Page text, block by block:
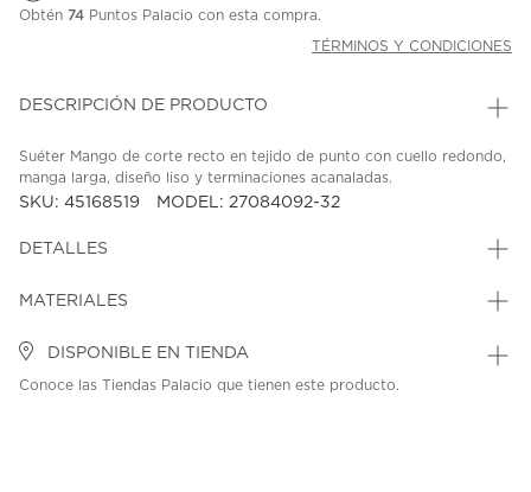
Obtén 74 Puntos Palacio con esta compra.
TÉRMINOS Y CONDICIONES
DESCRIPCIÓN DE PRODUCTO
Suéter Mango de corte recto en tejido de punto con cuello redondo,
manga larga, diseño liso y terminaciones acanaladas.
SKU: 45168519 MODEL: 27084092-32
DETALLES
MATERIALES
DISPONIBLE EN TIENDA
Conoce las Tiendas Palacio que tienen este producto.